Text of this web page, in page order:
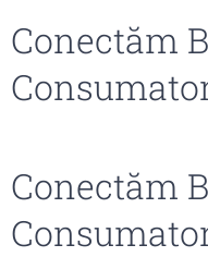
Conectăm
Conectăm